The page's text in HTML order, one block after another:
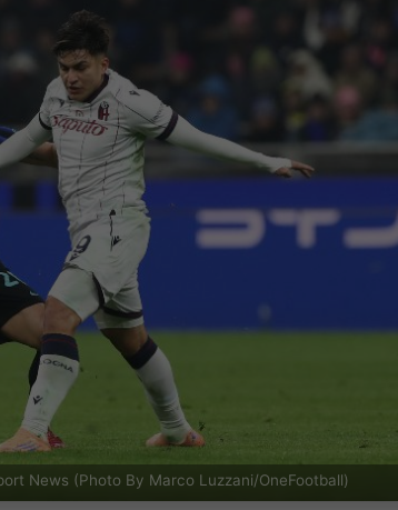
News (Photo By Marco Luzzani/OneFootball)